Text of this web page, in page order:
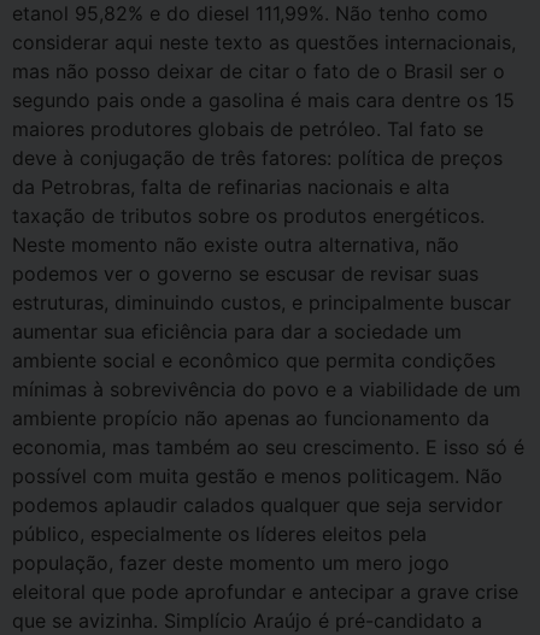
etanol 95,82% e do diesel 111,99%. Não tenho como
considerar aqui neste texto as questões internacionais,
mas não posso deixar de citar o fato de o Brasil ser o
segundo pais onde a gasolina é mais cara dentre os 15
maiores produtores globais de petróleo. Tal fato se
deve à conjugação de três fatores: política de preços
da Petrobras, falta de refinarias nacionais e alta
taxação de tributos sobre os produtos energéticos.
Neste momento não existe outra alternativa, não
podemos ver o governo se escusar de revisar suas
estruturas, diminuindo custos, e principalmente buscar
aumentar sua eficiência para dar a sociedade um
ambiente social e econômico que permita condições
mínimas à sobrevivência do povo e a viabilidade de um
ambiente propício não apenas ao funcionamento da
economia, mas também ao seu crescimento. E isso só é
possível com muita gestão e menos politicagem. Não
podemos aplaudir calados qualquer que seja servidor
público, especialmente os líderes eleitos pela
população, fazer deste momento um mero jogo
eleitoral que pode aprofundar e antecipar a grave crise
que se avizinha. Simplício Araújo é pré-candidato a